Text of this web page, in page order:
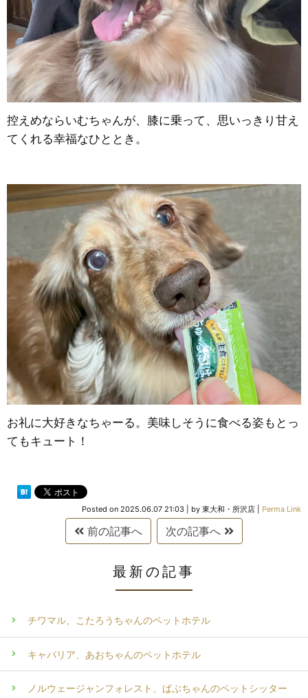
控えめならいむちゃんが、膝に乗って、思いっきり甘え
てくれる幸福なひととき。
お礼に大好きなちゃーる。美味しそうに食べる姿もとっ
てもキュート！
Posted on 2025.06.07 21:03 by 東大和・所沢店 Perma Link
前の記事へ 次の記事へ
最新の記事
チワマル、こたろうちゃんのペットホテル
キャバリア、あおちゃんのペットホテル
ノルウェージャンフォレスト、ばぶちゃんのペットシッター